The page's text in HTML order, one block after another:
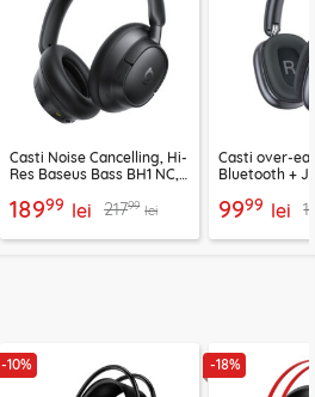
Casti Noise Cancelling, Hi-
Res Baseus Bass BH1 NC,
18999 lei 21799 lei
Casti over-
Bluetooth +
9999 lei
-10% -18%